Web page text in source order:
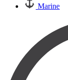
Marine